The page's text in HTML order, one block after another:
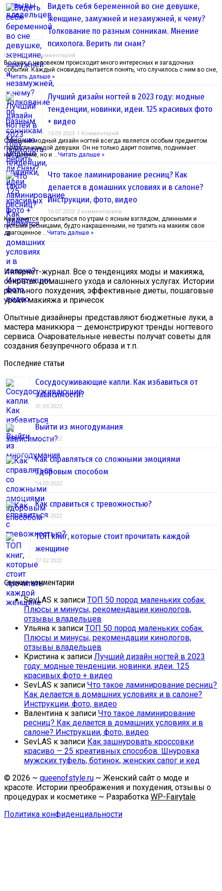
Видеть себя беременной во сне девушке,
женщине, замужней и незамужней, к чему?
Толкование по разным сонникам. Мнение
психолога. Верить ли снам?
04.10.2023 1 Комментарий
Во снах с человеком происходит много интересных и загадочных
событий. Каждый сновидец пытается понять, что случилось с ним во сне,
…Читать дальше »
Лучший дизайн ногтей в 2023 году: модные
тенденции, новинки, идеи. 125 красивых фото
+ видео
13.09.2023 1 Комментарий
Стильный модный дизайн ногтей всегда является особым предметом
гордости каждой девушки. Он не только дарит позитив, поднимает
настроение, но и … Читать дальше »
Что такое ламинирование ресниц? Как
делается в домашних условиях и в салоне?
Инструкции, фото, видео
16.07.2023 2 комментариев
Как хочется просыпаться по утрам с ясным взглядом, длинными и
густыми ресницами, будто накрашенными, не тратить на макияж свое
драгоценное … Читать дальше »
Интернет-журнал. Все о тенденциях моды и макияжа,
секретах домашнего ухода и салонных услугах. Истории
реального похудения, эффективные диеты, пошаговые
уроки макияжа и причесок
Опытные дизайнеры представляют бюджетные луки, а
мастера маникюра — демонстрируют тренды ногтевого
сервиса. Очаровательные невесты получат советы для
создания безупречного образа и т.п.
Последние статьи
Сосудосуживающие капли. Как избавиться от
зависимости?
31.03.2022
Выйти из многодумания
28.03.2022
Как справляться со сложными эмоциями
здоровым способом
14.03.2022
Как справиться с тревожностью?
01.03.2022
ТОП книг, которые стоит прочитать каждой
женщине
27.02.2022
Свежие комментарии
SevLAS к записи ТОП 50 пород маленьких собак.
Плюсы и минусы, рекомендации кинологов,
отзывы владельцев
Ульяна к записи ТОП 50 пород маленьких собак.
Плюсы и минусы, рекомендации кинологов,
отзывы владельцев
Кристина к записи Лучший дизайн ногтей в 2023
году: модные тенденции, новинки, идеи. 125
красивых фото + видео
SevLAS к записи Что такое ламинирование ресниц?
Как делается в домашних условиях и в салоне?
Инструкции, фото, видео
Валентина к записи Что такое ламинирование
ресниц? Как делается в домашних условиях и в
салоне? Инструкции, фото, видео
SevLAS к записи Как зашнуровать кроссовки
красиво — 25 креативных способов. Шнуровка
мужских туфель, ботинок, женских сапог и кед
© 2026 ~ queenofstyle.ru ~ Женский сайт о моде и
красоте. Истории преображения и похудения, отзывы о
процедурах и косметике ~ Разработка WP-Fairytale
Политика конфиденциальности